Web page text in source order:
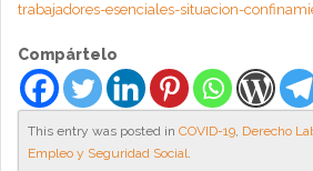
trabajadores-esenciales-situacion-
Compártelo
This entry was posted in COVID-19, Derecho
Empleo y Seguridad Social.